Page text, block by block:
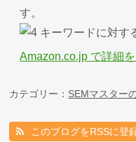
す。
キーワードに対す
Amazon.co.jp で詳細
カテゴリー： SEMマスター
このブログをRSSに登